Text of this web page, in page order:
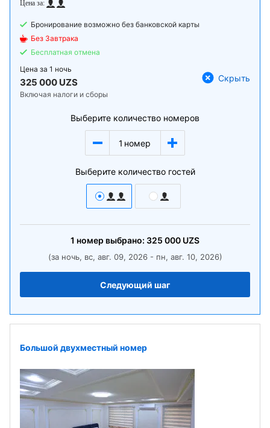
Бронирование возможно без банковской карты
Без Завтрака
Бесплатная отмена
Цена за 1 ночь
325 000 UZS
Включая налоги и сборы
Скрыть
Выберите количество номеров
1 номер
Выберите количество гостей
1 номер выбрано: 325 000 UZS
(за ночь, вс, авг. 09, 2026 - пн, авг. 10, 2026)
Следующий шаг
Большой двухместный номер